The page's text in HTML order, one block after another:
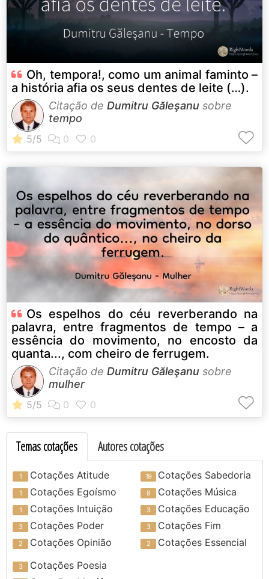
Oh, tempora!, como um animal faminto –
a história afia os seus dentes de leite (…).
Citação de Dumitru Găleşanu sobre
tempo
Os espelhos do céu reverberando na
palavra, entre fragmentos de tempo – a
essência do movimento, no encosto da
quanta..., com cheiro de ferrugem.
Citação de Dumitru Găleşanu sobre
mulher
Temas cotações Autores cotações
Cotações Atitude
Cotações Egoísmo
Cotações Intuição
Cotações Poder
Cotações Opinião
Cotações Sabedoria
Cotações Música
Cotações Educação
Cotações Fim
Cotações Essencial
Cotações Poesia